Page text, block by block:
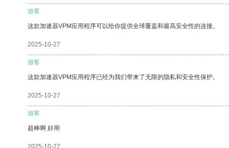
游客
这款加速器VPM应用程序可以给你提供全球覆盖和最高安全性的连接。
2025-10-27
游客
这款加速器VPM应用程序已经为我们带来了无限的隐私和安全性保护。
2025-10-27
游客
超棒啊 好用
2025-10-27